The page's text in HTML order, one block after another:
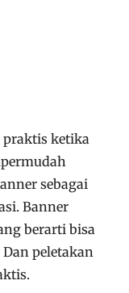
praktis ketika
sebagai
Banner
berarti bisa
peletakan